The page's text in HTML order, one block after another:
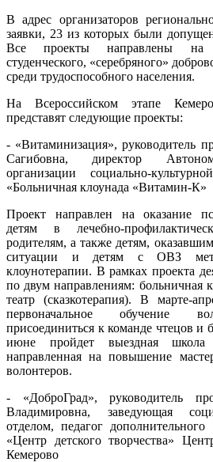
В адрес организаторов
заявки, 23 из которых были
Все проекты направлены на
студенческого, «серебряного»
среди трудоспособного населения.
На Всероссийском этапе
представят следующие проекты:
- «Витаминизация», руководитель
Сагибовна, директор
организации социально-
«Больничная клоунада «Витамин-К»
Проект направлен на оказание
детям в лечебно-
родителям, а также детям,
ситуации и детям с ОВЗ
клоунотерапии. В рамках проекта
по двум направлениям: больничная
театр (сказкотерапия). В марте-
первоначальное обучение
присоединиться к команде чтецов
июне пройдет выездная школа
направленная на повышение
волонтеров.
- «ДоброГрад», руководитель
Владимировна, заведующая
отделом, педагог
«Центр детского творчества»
Кемерово